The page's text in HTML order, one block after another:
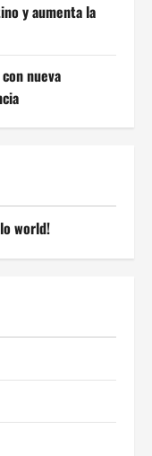
y aumenta la
nueva
world!